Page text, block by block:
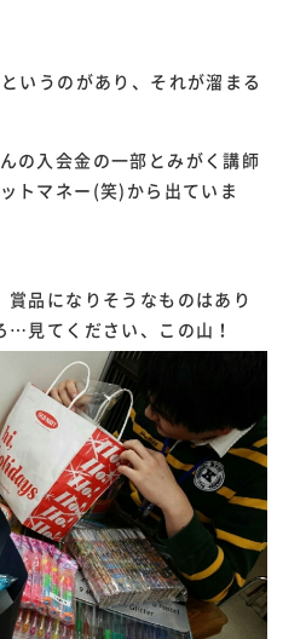
いうのがあり、それが溜まる
の入会金の一部とみがく講師
トマネー(笑)から出ていま
品になりそうなものはあり
…見てください、この山！